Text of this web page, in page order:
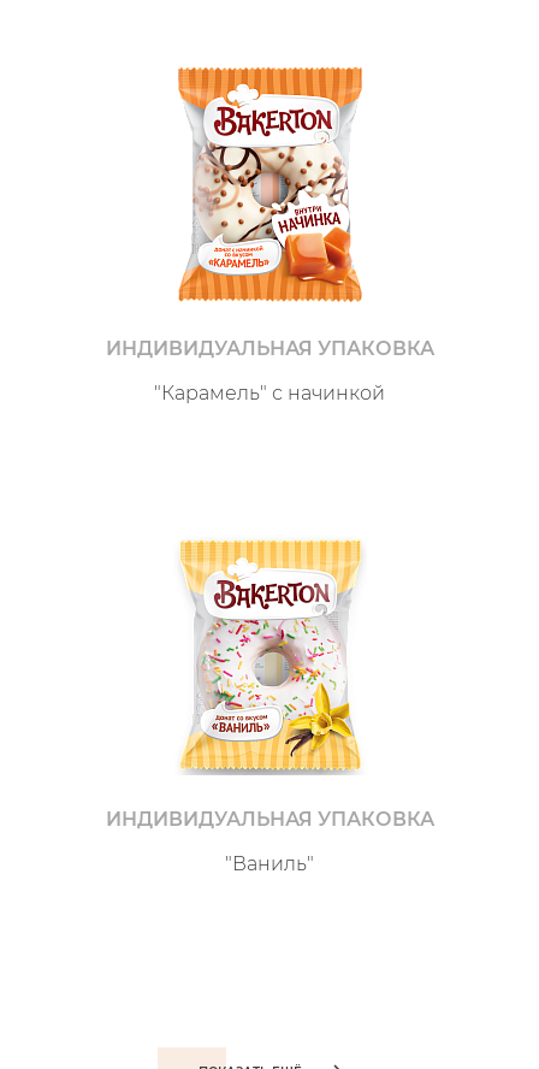
ИНДИВИДУАЛЬНАЯ УПАКОВКА
"Карамель" с начинкой
ИНДИВИДУАЛЬНАЯ УПАКОВКА
"Ваниль"